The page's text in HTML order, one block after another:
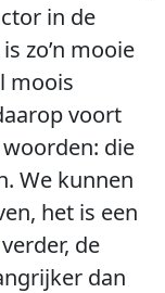
in de
zo’n mooie
moois
voort
die
We kunnen
het is een
de
dan